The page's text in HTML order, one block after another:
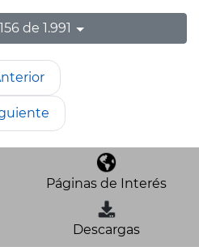
de 1.991
Páginas de Interés
Descargas